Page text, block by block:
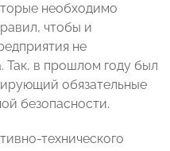
необходимо
чтобы и
не
Так, в прошлом году был
обязательные
безопасности.
технического